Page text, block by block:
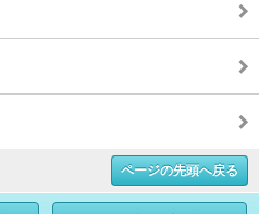
ページの先頭へ戻る